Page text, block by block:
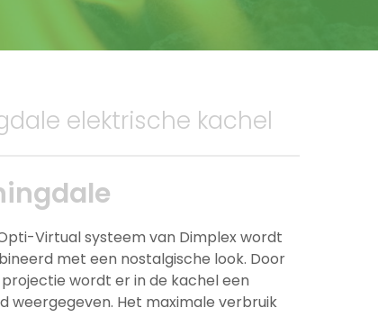
elektrische kachel
Virtual systeem van Dimplex wordt
met een nostalgische look. Door
wordt er in de kachel een
weergegeven. Het maximale verbruik